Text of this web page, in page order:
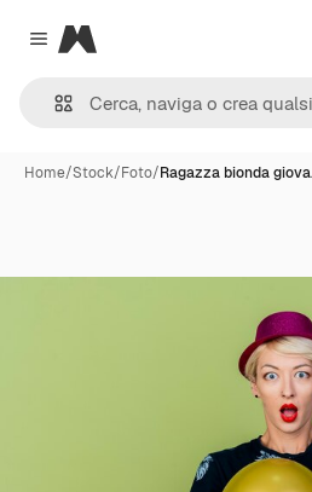
Close menu
Magnific
Home/Stock/Foto/Ragazza bionda